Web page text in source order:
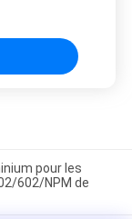
pour les
602/NPM de